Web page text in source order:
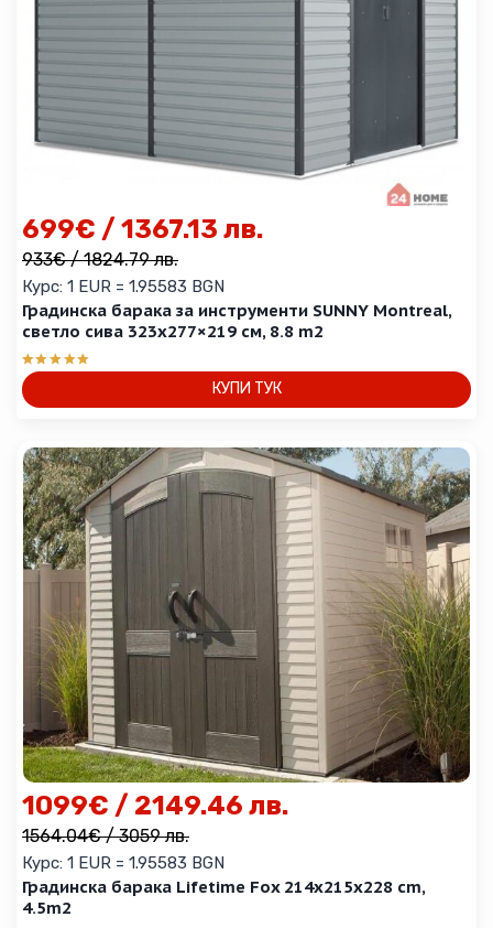
Градинска барака за инструменти SUNNY Montreal,
светло сива 323х277×219 см, 8.8 m2
Оценено с
5.00
от 5
933€/ 1824.79 лв.
699€ / 1367.13 лв.
Курс: 1 EUR = 1.95583 BGN
КУПИ ТУК
Градинска барака Lifetime Fox 214x215x228 cm,
4.5m2
1564.04€/ 3059 лв.
1099€ / 2149.46 лв.
Курс: 1 EUR = 1.95583 BGN